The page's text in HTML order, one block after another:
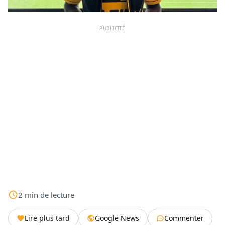
PUBLICITÉ
2 min de lecture
Lire plus tard Google News
Commenter